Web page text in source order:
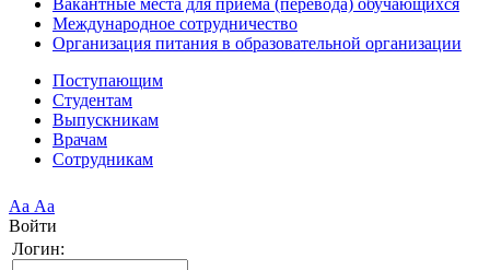
Вакантные места для приема (перевода) обучающихся
Международное сотрудничество
Организация питания в образовательной организации
Поступающим
Студентам
Выпускникам
Врачам
Сотрудникам
Аа Аа
Войти
Логин: